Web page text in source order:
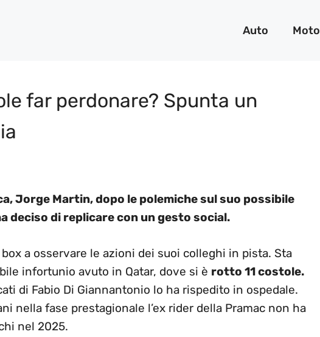
Auto Moto
far perdonare? Spunta un
Jorge Martin, dopo le polemiche sul suo possibile
deciso di replicare con un gesto social.
a osservare le azioni dei suoi colleghi in pista. Sta
infortunio avuto in Qatar, dove si è rotto 11 costole.
di Fabio Di Giannantonio lo ha rispedito in ospedale.
nella fase prestagionale l’ex rider della Pramac non ha
nel 2025.